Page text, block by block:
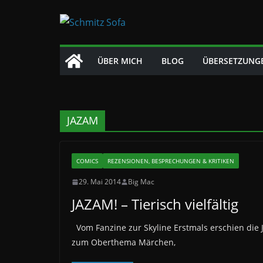
ÜBER MICH BLOG
JAZAM
COMICS REZENSIONEN, BESPRECHUNGEN & KRITIKEN
29. Mai 2014 Big Mac
JAZAM! – Tierisch vielfältig
Vom Fanzine zur Skyline Erstmals erschien die
zum Oberthema Märchen,